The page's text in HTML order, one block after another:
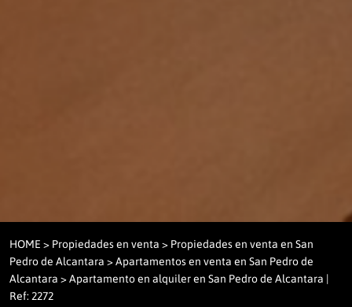
HOME > Propiedades en venta > Propiedades en venta en San
Pedro de Alcantara > Apartamentos en venta en San Pedro de
Alcantara > Apartamento en alquiler en San Pedro de Alcantara |
Ref: 2272